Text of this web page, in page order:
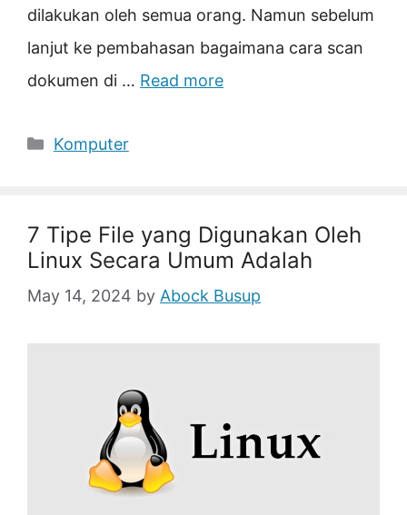
dilakukan oleh semua orang. Namun sebelum
lanjut ke pembahasan bagaimana cara scan
dokumen di … Read more
Categories
Komputer
7 Tipe File yang Digunakan Oleh
Linux Secara Umum Adalah
May 14, 2024 by Abock Busup